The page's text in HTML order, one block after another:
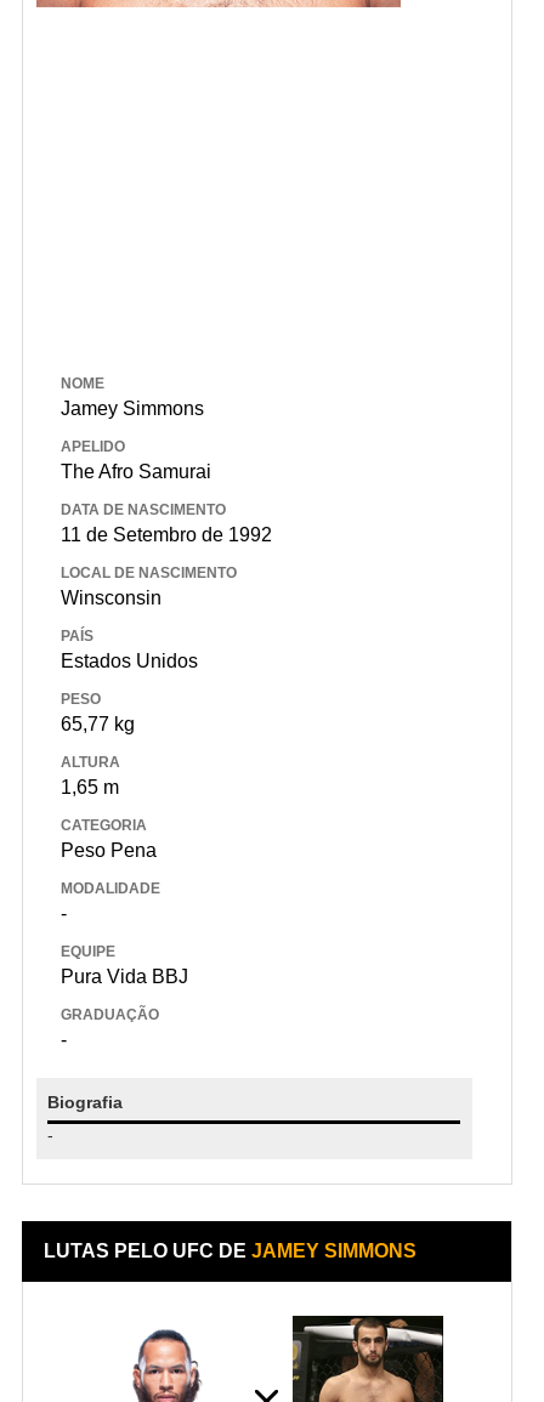
NOME
Jamey Simmons
APELIDO
The Afro Samurai
DATA DE NASCIMENTO
11 de Setembro de 1992
LOCAL DE NASCIMENTO
Winsconsin
PAÍS
Estados Unidos
PESO
65,77 kg
ALTURA
1,65 m
CATEGORIA
Peso Pena
MODALIDADE
-
EQUIPE
Pura Vida BBJ
GRADUAÇÃO
-
Biografia
-
LUTAS PELO UFC DEJAMEY SIMMONS